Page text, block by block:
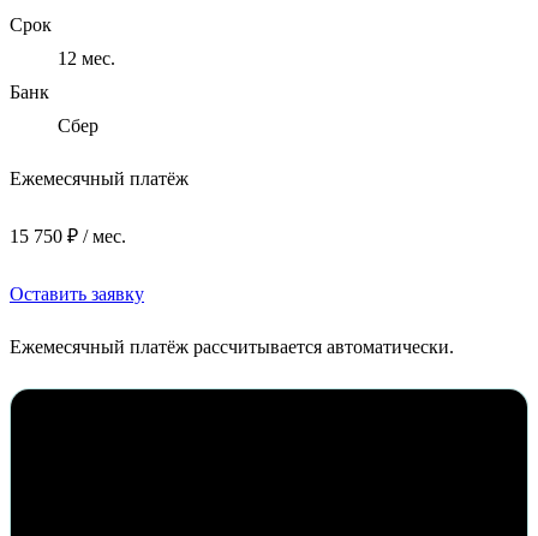
Срок
12 мес.
Банк
Сбер
Ежемесячный платёж
15 750 ₽ / мес.
Оставить заявку
Ежемесячный платёж рассчитывается автоматически.